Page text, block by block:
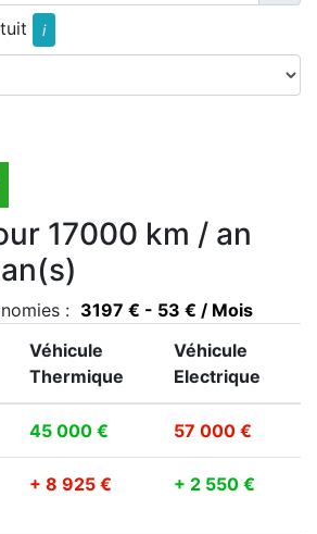
i
17000 km / an
: 3197 € - 53 € / Mois
Véhicule
Thermique
Véhicule
Electrique
45 000 € 57 000 €
+ 8 925 € + 2 550 €